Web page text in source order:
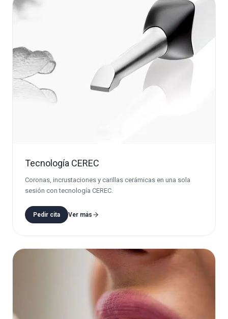
Tecnología CEREC
Coronas, incrustaciones y carillas cerámicas en una sola
sesión con tecnología CEREC.
Pedir cita Ver más